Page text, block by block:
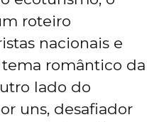
roteiro
nacionais e
romântico da
lado do
uns, desafiador